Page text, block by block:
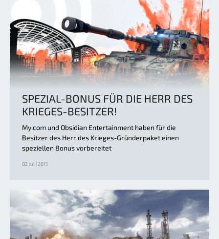
SPEZIAL-BONUS FÜR DIE HERR DES
KRIEGES-BESITZER!
My.com und Obsidian Entertainment haben für die
Besitzer des Herr des Krieges-Gründerpaket einen
speziellen Bonus vorbereitet
02 Jul | 2015